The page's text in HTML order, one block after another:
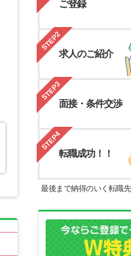
ご登録
STEP2
求人のご紹介
STEP3
面接・条件交渉
STEP4
転職成功！！
最後まで納得のいく転職先